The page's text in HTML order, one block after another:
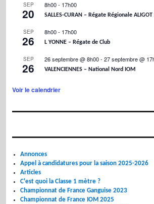
SEP
20
8h00- 17h00
SALLES-CURAN – Régate Régionale ALIGOT
SEP
26
8h00- 17h00
L YONNE – Régate de Club
SEP
26
26 septembre @ 8h00- 27 septembre @
VALENCIENNES – National Nord IOM
Voir le calendrier
Annonces
Appel à candidatures pour la saison 2025-2026
Articles
C'est quoi la Classe 1 mètre ?
Championnat de France Ganguise 2023
Championnat de France IOM 2025